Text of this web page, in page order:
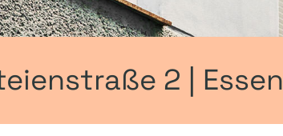
2 | Essen